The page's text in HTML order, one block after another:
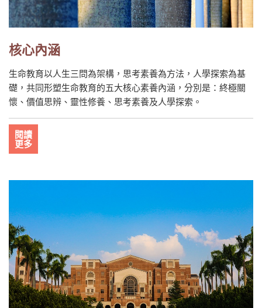
核心內涵
生命教育以人生三問為架構，思考素養為方法，人學探索為基
礎，共同形塑生命教育的五大核心素養內涵，分別是：終極關
懷、價值思辨、靈性修養、思考素養及人學探索。
閱讀
更多